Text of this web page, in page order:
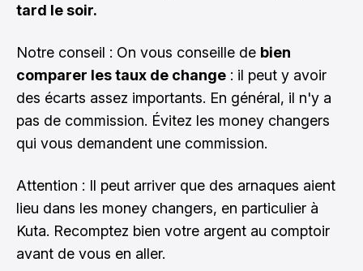
tard le soir.
Notre conseil : On vous conseille de bien
comparer les taux de change : il peut y avoir
des écarts assez importants. En général, il n'y a
pas de commission. Évitez les money changers
qui vous demandent une commission.
Attention : Il peut arriver que des arnaques aient
lieu dans les money changers, en particulier à
Kuta. Recomptez bien votre argent au comptoir
avant de vous en aller.